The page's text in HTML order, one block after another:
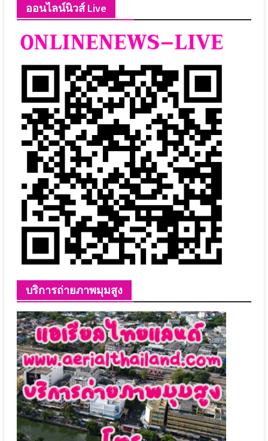
ออนไลน์นิวส์ Live
บริการถ่ายภาพมุมสูง